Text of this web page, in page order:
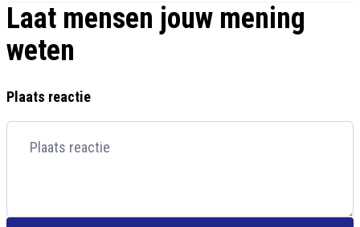
Laat mensen jouw mening
weten
Plaats reactie